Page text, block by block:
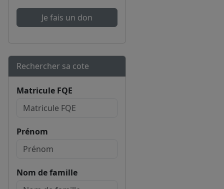
Je fais un don
Rechercher sa cote
Matricule FQE
Prénom
Nom de famille